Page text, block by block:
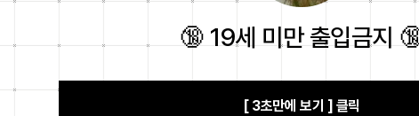
🔞 19세 미만 출입금지
[ 3초만에 보기 ] 클릭